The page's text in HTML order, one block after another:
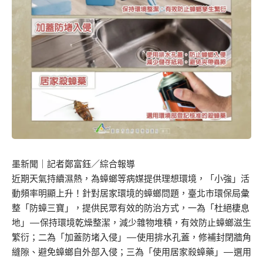
墨新聞 ｜記者鄭富鈺／綜合報導
近期天氣持續濕熱，為蟑螂等病媒提供理想環境，「小強」活
動頻率明顯上升！針對居家環境的蟑螂問題，臺北市環保局彙
整「防蟑三寶」，提供民眾有效的防治方式，一為「杜絕棲息
地」—保持環境乾燥整潔，減少雜物堆積，有效防止蟑螂滋生
繁衍；二為「加蓋防堵入侵」—使用排水孔蓋，修補封閉牆角
縫隙、避免蟑螂自外部入侵；三為「使用居家殺蟑藥」—選用